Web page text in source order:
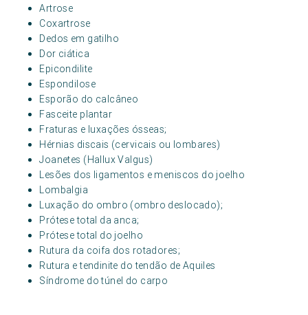
Artrose
Coxartrose
Dedos em gatilho
Dor ciática
Epicondilite
Espondilose
Esporão do calcâneo
Fasceite plantar
Fraturas e luxações ósseas;
Hérnias discais (cervicais ou lombares)
Joanetes (Hallux Valgus)
Lesões dos ligamentos e meniscos do joelho
Lombalgia
Luxação do ombro (ombro deslocado);
Prótese total da anca;
Prótese total do joelho
Rutura da coifa dos rotadores;
Rutura e tendinite do tendão de Aquiles
Síndrome do túnel do carpo